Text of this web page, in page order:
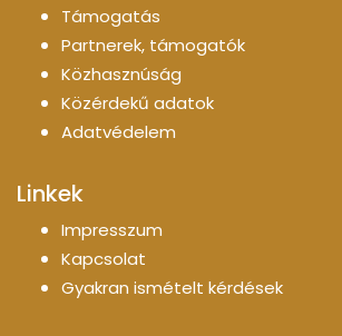
Támogatás
Partnerek, támogatók
Közhasznúság
Közérdekű adatok
Adatvédelem
Linkek
Impresszum
Kapcsolat
Gyakran ismételt kérdések